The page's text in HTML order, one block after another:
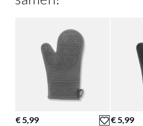
€ 5,99 € 5,99
OVENWANT SYLKI
Productnummer: Y15450046570